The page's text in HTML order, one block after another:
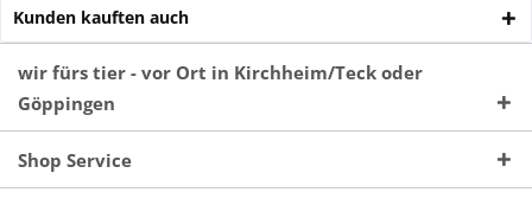
Kunden kauften auch
wir fürs tier - vor Ort in Kirchheim/Teck oder
Göppingen
Shop Service